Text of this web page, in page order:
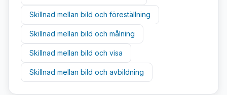
Skillnad mellan bild och föreställning
Skillnad mellan bild och målning
Skillnad mellan bild och visa
Skillnad mellan bild och avbildning